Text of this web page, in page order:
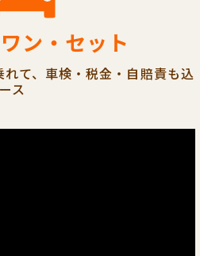
ン・セット
て、車検・税金・自賠責も込
ス